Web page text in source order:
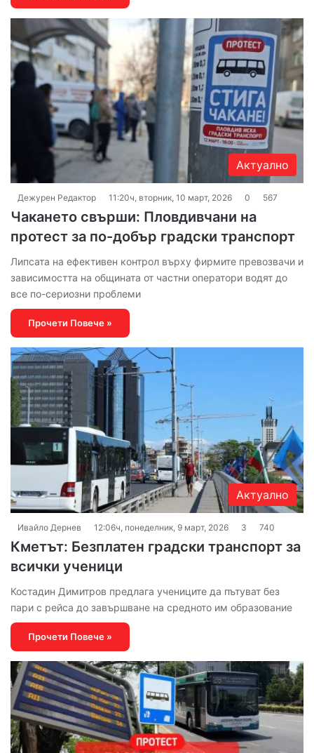
Актуално
Дежурен Редактор 11:20ч, вторник, 10 март, 2026 0 567
Чакането свърши: Пловдивчани на
протест за по-добър градски транспорт
Липсата на ефективен контрол върху фирмите превозвачи и
зависимостта на общината от частни оператори водят до
все по-сериозни проблеми
Прочети Повече »
Актуално
Ивайло Дернев 12:06ч, понеделник, 9 март, 2026 3 740
Кметът: Безплатен градски транспорт за
всички ученици
Костадин Димитров предлага учениците да пътуват без
пари с рейса до завършване на средното им образование
Прочети Повече »